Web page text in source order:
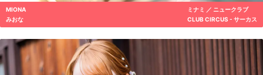
MIONA
みおな
ミナミ ／ ニュークラブ
CLUB CIRCUS - サーカス